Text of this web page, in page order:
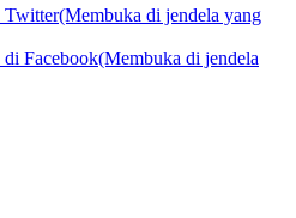
di jendela yang
Facebook(Membuka di jendela